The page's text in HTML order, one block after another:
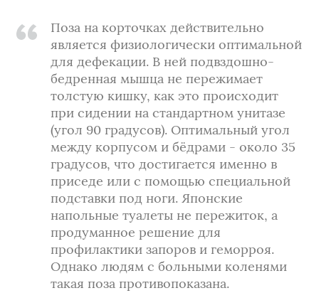
Поза на корточках действительно
является физиологически оптимальной
для дефекации. В ней подвздошно-
бедренная мышца не пережимает
толстую кишку, как это происходит
при сидении на стандартном унитазе
(угол 90 градусов). Оптимальный угол
между корпусом и бёдрами - около 35
градусов, что достигается именно в
приседе или с помощью специальной
подставки под ноги. Японские
напольные туалеты не пережиток, а
продуманное решение для
профилактики запоров и геморроя.
Однако людям с больными коленями
такая поза противопоказана.